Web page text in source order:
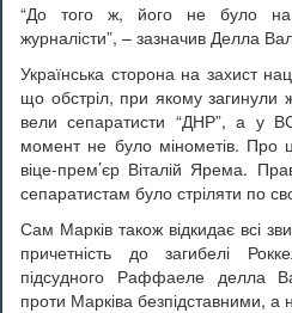
“До того ж, його не було на
журналісти”, – зазначив Делла
Українська сторона на захист
що обстріл, при якому загинули
вели сепаратисти “ДНР”, а у
момент не було мінометів. Про
віце-прем’єр Віталій Ярема.
сепаратистам було стріляти по
Сам Марків також відкидає всі
причетність до загибелі
підсудного Раффаеле делла
проти Марківа безпідставними, а